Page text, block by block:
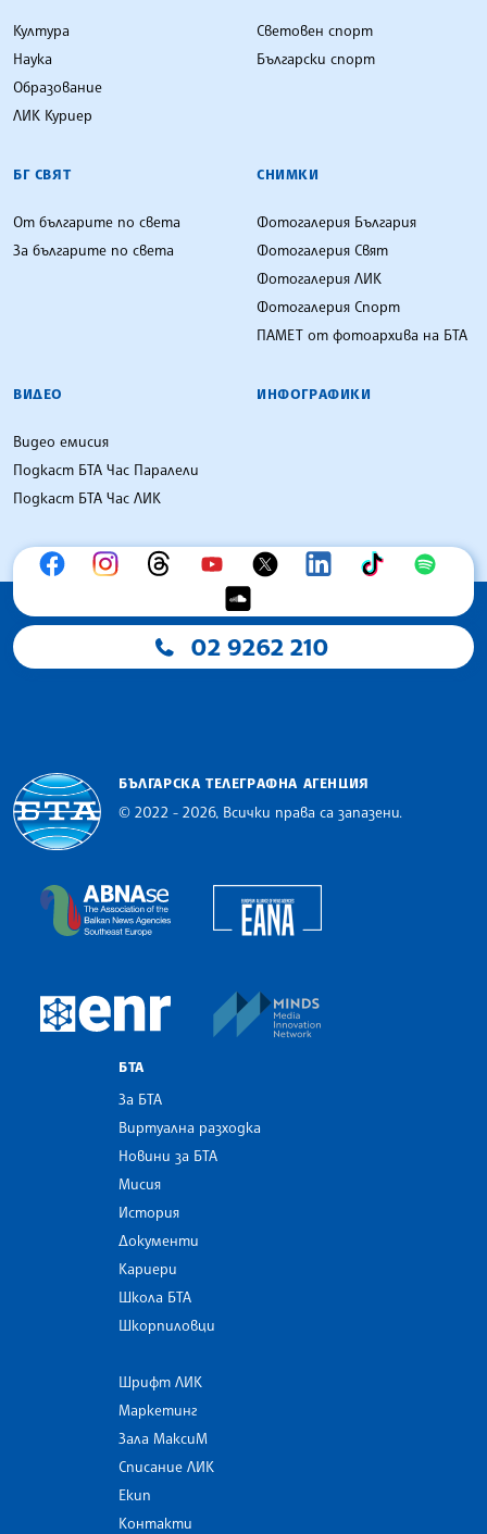
Култура
Наука
Образование
ЛИК Куриер
Световен спорт
Български спорт
БГ СВЯТ
От българите по света
За българите по света
СНИМКИ
Фотогалерия България
Фотогалерия Свят
Фотогалерия ЛИК
Фотогалерия Спорт
ПАМЕТ от фотоархива на БТА
ВИДЕО
Видео емисия
Подкаст БТА Час Паралели
Подкаст БТА Час ЛИК
ИНФОГРАФИКИ
02 9262 210
БЪЛГАРСКА ТЕЛЕГРАФНА АГЕНЦИЯ
© 2022 - 2026, Всички права са запазени.
The Assocoation of the Balkan News Agencies
European Newsroom
БТА
За БТА
Виртуална разходка
Новини за БТА
Мисия
История
Документи
Кариери
Школа БТА
Шкорпиловци
Шрифт ЛИК
Маркетинг
Зала МаксиМ
Списание ЛИК
Екип
Контакти